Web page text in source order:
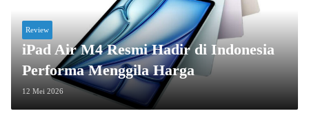
Review
iPad Air M4 Resmi Hadir di Indonesia
Performa Menggila Harga
12 Mei 2026